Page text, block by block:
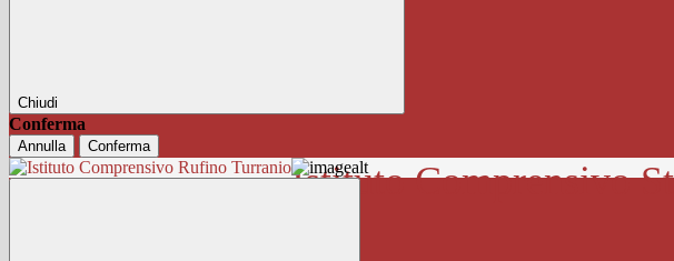
Chiudi
Conferma
Annulla Conferma
Istituto Comprensivo